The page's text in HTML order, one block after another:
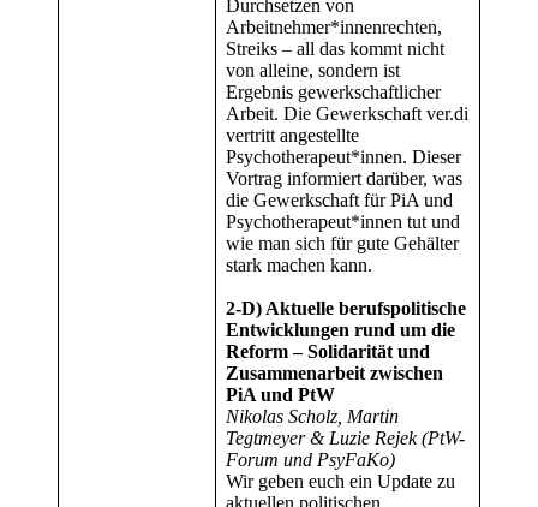
Durchsetzen von
Arbeitnehmer*innenrechten,
Streiks – all das kommt nicht
von alleine, sondern ist
Ergebnis gewerkschaftlicher
Arbeit. Die Gewerkschaft ver.di
vertritt angestellte
Psychotherapeut*innen. Dieser
Vortrag informiert darüber, was
die Gewerkschaft für PiA und
Psychotherapeut*innen tut und
wie man sich für gute Gehälter
stark machen kann.
2-D) Aktuelle berufspolitische
Entwicklungen rund um die
Reform – Solidarität und
Zusammenarbeit zwischen
PiA und PtW
Nikolas Scholz, Martin
Tegtmeyer & Luzie Rejek (PtW-
Forum und PsyFaKo)
Wir geben euch ein Update zu
aktuellen politischen